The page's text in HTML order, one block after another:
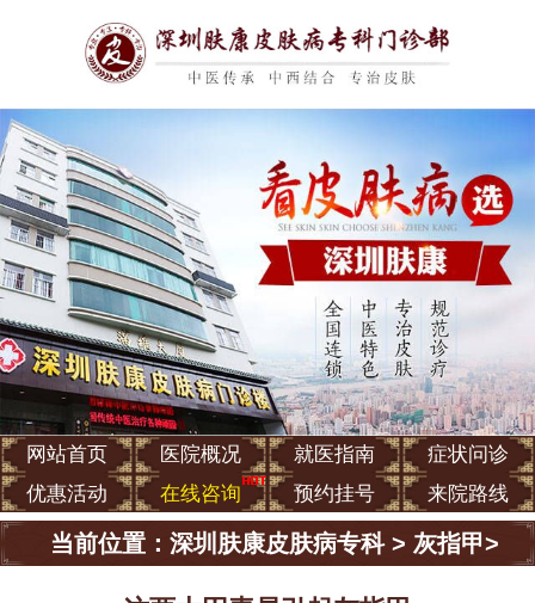
网站首页 医院概况 就医指南
症状问诊
优惠活动
在线咨询 预约挂号 来院路线
当前位置： 深圳肤康皮肤病专科> 灰指甲>